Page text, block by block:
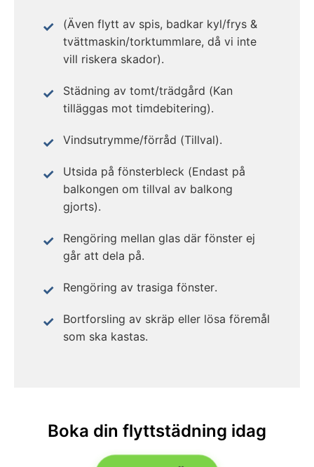
(Även flytt av spis, badkar kyl/frys &
tvättmaskin/torktummlare, då vi inte
vill riskera skador).
Städning av tomt/trädgård (Kan
tilläggas mot timdebitering).
Vindsutrymme/förråd (Tillval).
Utsida på fönsterbleck (Endast på
balkongen om tillval av balkong
gjorts).
Rengöring mellan glas där fönster ej
går att dela på.
Rengöring av trasiga fönster.
Bortforsling av skräp eller lösa föremål
som ska kastas.
Boka din flyttstädning idag